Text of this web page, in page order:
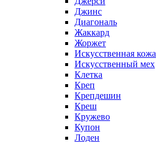
Джинс
Диагональ
Жаккард
Жоржет
Искусственная кожа
Искусственный мех
Клетка
Креп
Крепдешин
Креш
Кружево
Купон
Лоден